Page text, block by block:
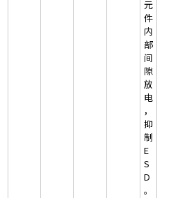
元
件
内
部
间
隙
放
电
，
抑
制
E
S
D
。